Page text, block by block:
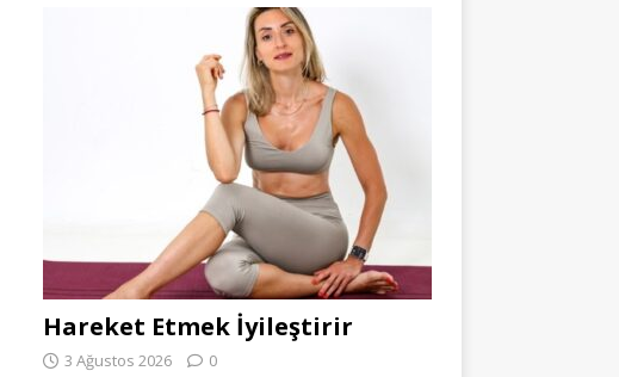
Hareket Etmek İyileştirir
3 Ağustos 2026 0